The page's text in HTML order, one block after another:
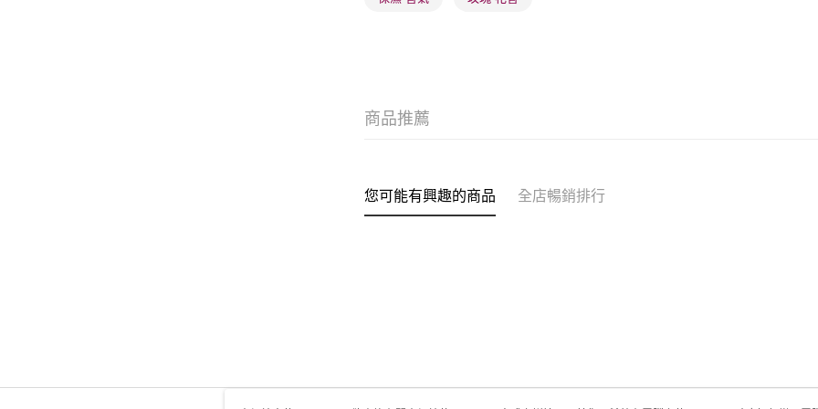
商品推薦
您可能有興趣的商品 全店暢銷排行